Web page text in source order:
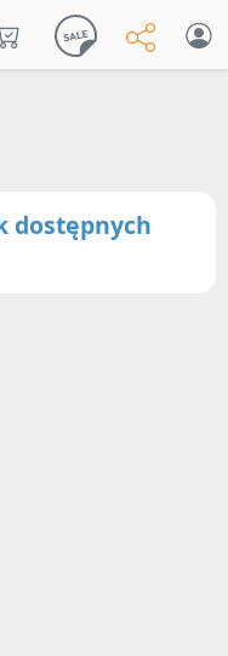
dostępnych